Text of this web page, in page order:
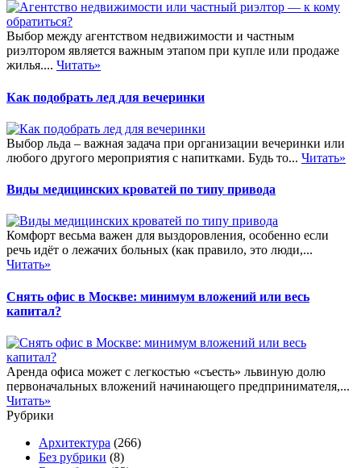
Выбор между агентством недвижимости и частным
риэлтором является важным этапом при купле или продаже
жилья.... Читать»
Как подобрать лед для вечеринки
Выбор льда – важная задача при организации вечеринки или
любого другого мероприятия с напитками. Будь то... Читать»
Виды медицинских кроватей по типу привода
Комфорт весьма важен для выздоровления, особенно если
речь идёт о лежачих больных (как правило, это люди,...
Читать»
Снять офис в Москве: минимум вложений или весь
капитал?
Аренда офиса может с легкостью «съесть» львиную долю
первоначальных вложений начинающего предпринимателя,...
Читать»
Рубрики
Архитектура (266)
Без рубрики (8)